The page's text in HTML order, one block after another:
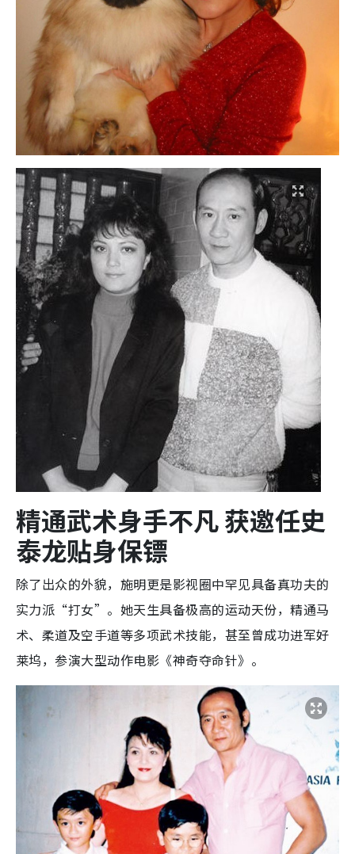
精通武术身手不凡 获邀任史
泰龙贴身保镖
除了出众的外貌，施明更是影视圈中罕见具备真功夫的
实力派“打女”。她天生具备极高的运动天份，精通马
术、柔道及空手道等多项武术技能，甚至曾成功进军好
莱坞，参演大型动作电影《神奇夺命针》。